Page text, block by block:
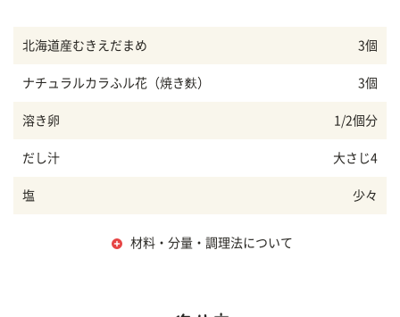
北海道産むきえだまめ 3個
ナチュラルカラふル花（焼き麩） 3個
溶き卵 1/2個分
だし汁 大さじ4
塩 少々
材料・分量・調理法について